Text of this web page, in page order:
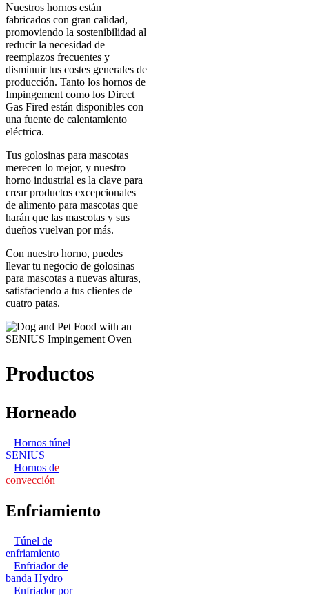
Nuestros hornos están
fabricados con gran calidad,
promoviendo la sostenibilidad al
reducir la necesidad de
reemplazos frecuentes y
disminuir tus costes generales de
producción. Tanto los hornos de
Impingement como los Direct
Gas Fired están disponibles con
una fuente de calentamiento
eléctrica.
Tus golosinas para mascotas
merecen lo mejor, y nuestro
horno industrial es la clave para
crear productos excepcionales
de alimento para mascotas que
harán que las mascotas y sus
dueños vuelvan por más.
Con nuestro horno, puedes
llevar tu negocio de golosinas
para mascotas a nuevas alturas,
satisfaciendo a tus clientes de
cuatro patas.
Productos
Horneado
– Hornos túnel
SENIUS
– Hornos de
convección
Enfriamiento
– Túnel de
enfriamiento
– Enfriador de
banda Hydro
– Enfriador por